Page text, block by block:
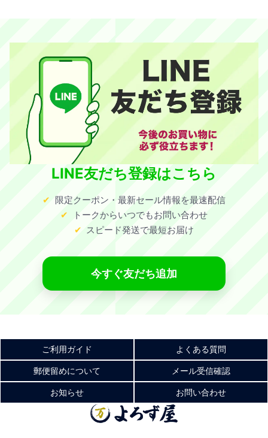
LINE友だち登録はこちら
限定クーポン・最新セール情報を最速配信
トークからいつでもお問い合わせ
スピード発送で最短お届け
今すぐ友だち追加
ご利用ガイド よくある質問
郵便留めについて メール受信確認
お知らせ お問い合わせ